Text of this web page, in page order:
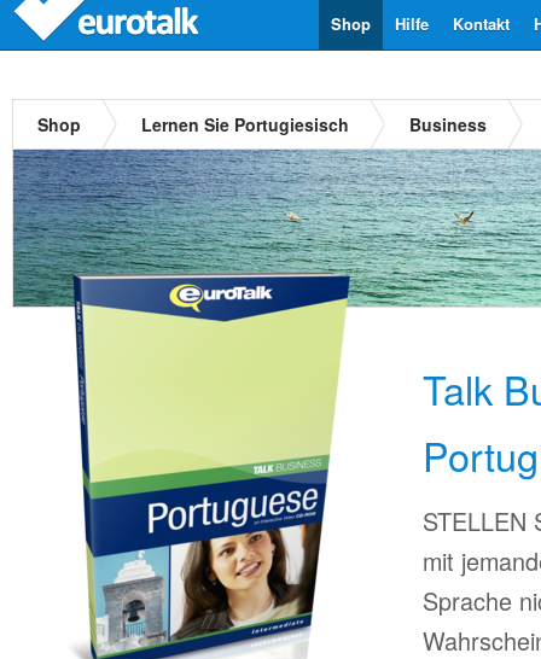
Kontakt
Hilfe
Shop
Shop Lernen Sie Portugiesisch Business
Talk
STELLEN
mit
Sprache